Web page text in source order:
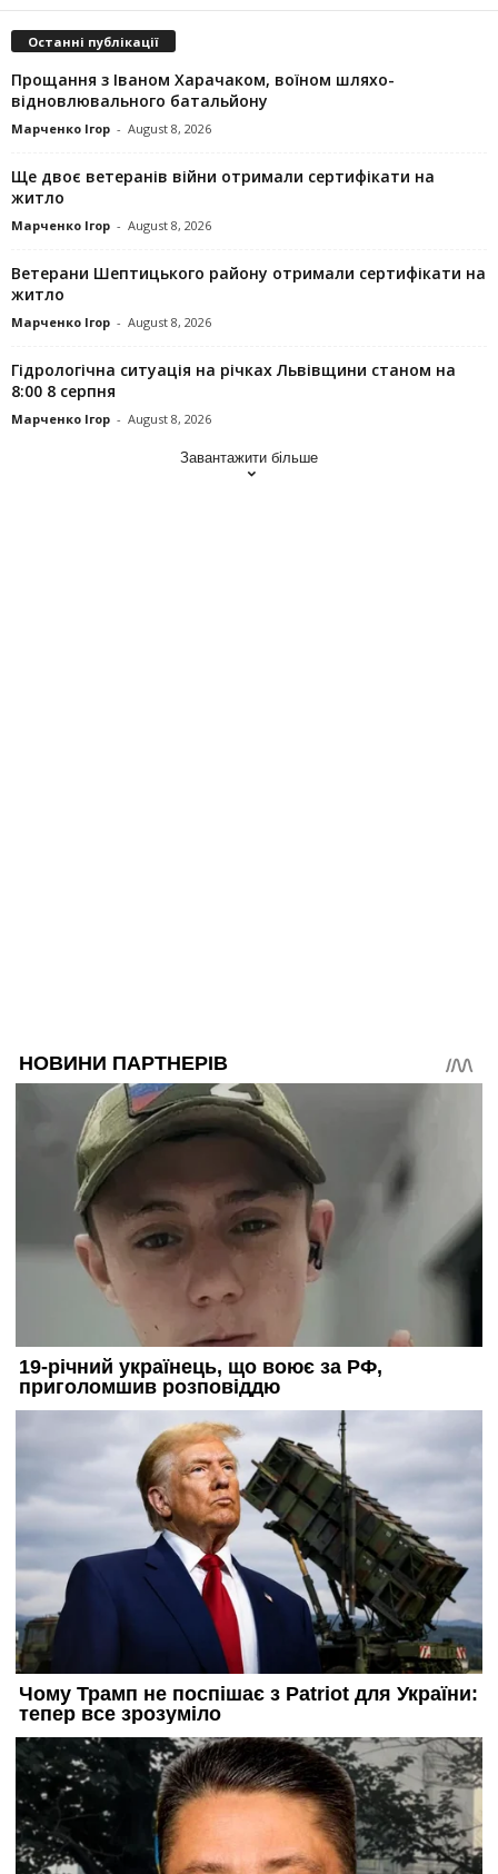
Останні публікації
Прощання з Іваном Харачаком, воїном шляхо-
відновлювального батальйону
Марченко Ігор - August 8, 2026
Ще двоє ветеранів війни отримали сертифікати на
житло
Марченко Ігор - August 8, 2026
Ветерани Шептицького району отримали сертифікати на
житло
Марченко Ігор - August 8, 2026
Гідрологічна ситуація на річках Львівщини станом на
8:00 8 серпня
Марченко Ігор - August 8, 2026
Завантажити більше